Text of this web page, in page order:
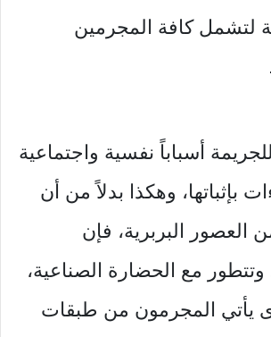
لتشمل كافة المجرمين
أسباباً نفسية واجتماعية
بإثباتها، وهكذا بدلاً من أن
العصور البربرية، فإن
وتتطور مع الحضارة الصناعية،
يأتي المجرمون من طبقات